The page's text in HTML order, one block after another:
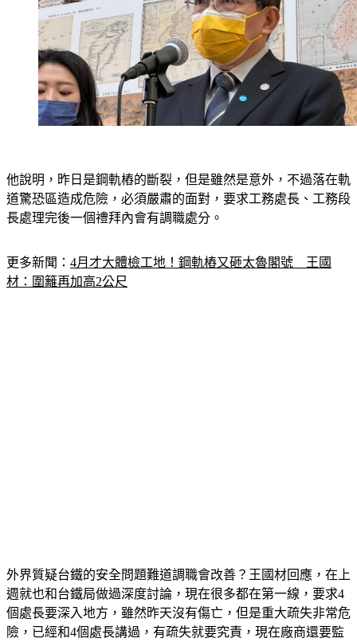
他說明，昨日是鋼軌樁的斷裂，但是雖然是意外，不過落在軌
道驚恐區造成危險，必須嚴肅的面對，要求工務處長、工務段
長處理完後一個禮拜內會有調職處分。
更多新聞： 4月才大體檢工地！鋼軌樁又砸太魯閣號　王國
材：圍籬再加高2公尺
外界質疑台鐵的安全問題難道調職會改善？王國材回應，在上
週就也和台鐵局做過深度討論，現在很多都在第一線，要求4
個處長要深入地方，雖然昨天沒有傷亡，但是重大疏失非常危
險，已經和4個處長講過，有疏失就要究責，現在廠商還要監